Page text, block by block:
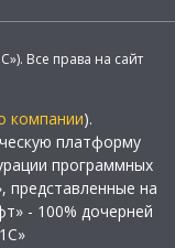
Все права на сайт
компании).
платформу
программных
представленные на
- 100% дочерней